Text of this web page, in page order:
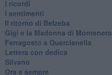
I ricordi
I sentimenti
Il ritorno di Belzeba
Gigi e la Madonna di Montenero
Ferragosto a Quercianella
Lettera con dedica
Silvano
Ora e sempre